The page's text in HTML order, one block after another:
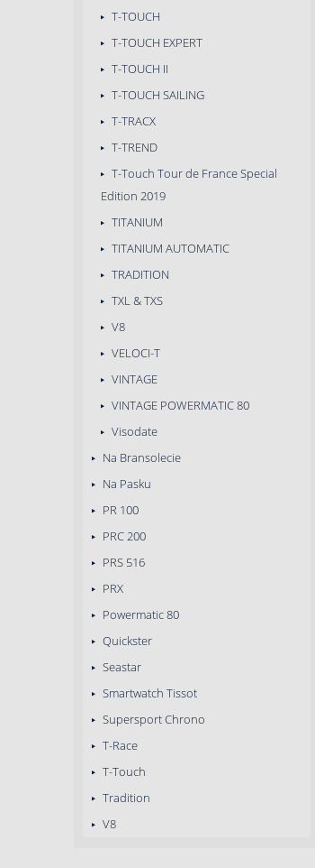
T-TOUCH
T-TOUCH EXPERT
T-TOUCH II
T-TOUCH SAILING
T-TRACX
T-TREND
T-Touch Tour de France Special
Edition 2019
TITANIUM
TITANIUM AUTOMATIC
TRADITION
TXL & TXS
V8
VELOCI-T
VINTAGE
VINTAGE POWERMATIC 80
Visodate
Na Bransolecie
Na Pasku
PR 100
PRC 200
PRS 516
PRX
Powermatic 80
Quickster
Seastar
Smartwatch Tissot
Supersport Chrono
T-Race
T-Touch
Tradition
V8